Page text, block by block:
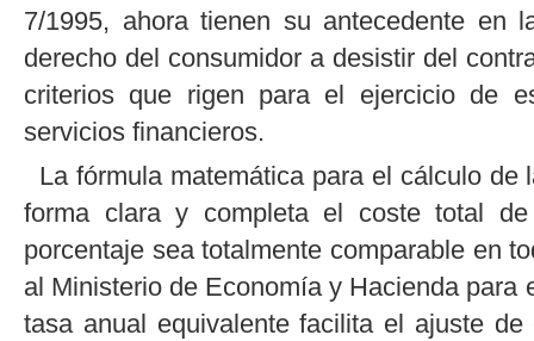
7/1995, ahora tienen su antecedente en
derecho del consumidor a desistir del
criterios que rigen para el ejercicio de
servicios financieros.
La fórmula matemática para el cálculo
forma clara y completa el coste total
porcentaje sea totalmente comparable en
al Ministerio de Economía y Hacienda
tasa anual equivalente facilita el ajuste